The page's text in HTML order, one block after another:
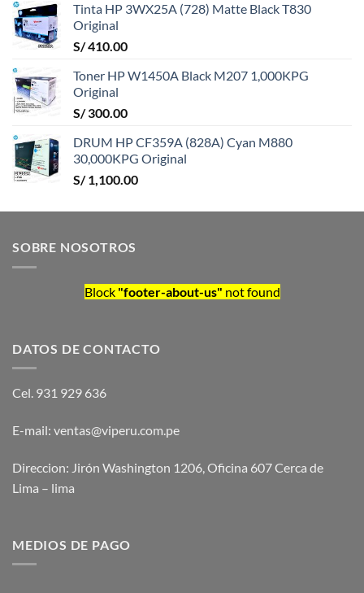
Tinta HP 3WX25A (728) Matte Black T830
Original
S/410.00
Toner HP W1450A Black M207 1,000KPG
Original
S/300.00
DRUM HP CF359A (828A) Cyan M880
30,000KPG Original
S/1,100.00
SOBRE NOSOTROS
Block "footer-about-us" not found
DATOS DE CONTACTO
Cel. 931 929 636
E-mail: ventas@viperu.com.pe
Direccion: Jirón Washington 1206, Oficina 607 Cerca de
Lima – lima
MEDIOS DE PAGO